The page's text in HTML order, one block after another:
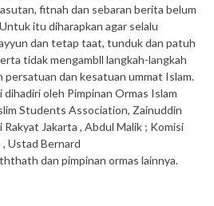
fitnah dan sebaran berita belum
itu diharapkan agar selalu
dan tetap taat, tunduk dan patuh
tidak mengambll langkah-langkah
persatuan dan kesatuan ummat Islam.
dihadiri oleh Pimpinan Ormas Islam
Students Association, Zainuddin
Jakarta , Abdul Malik ; Komisi
Ustad Bernard
dan pimpinan ormas lainnya.